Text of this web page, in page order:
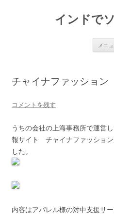
インドで
メニ
チャイナファッション
コメントを残す
うちの会社の上海事務所で運営
報サイト チャイナファッショ
した。
内容はアパレル様の対中支援サ